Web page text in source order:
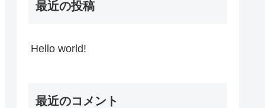
最近の投稿
Hello world!
最近のコメント